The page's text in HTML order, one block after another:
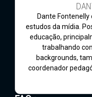
Dante Fontenelly
estudos da mídia.
educação,
trabalhando
backgrounds,
coordenador